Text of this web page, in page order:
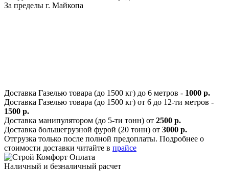
За пределы г. Майкопа
Доставка Газелью товара (до 1500 кг) до 6 метров - 1000 р.
Доставка Газелью товара (до 1500 кг) от 6 до 12-ти метров -
1500 р.
Доставка манипулятором (до 5-ти тонн) от 2500 р.
Доставка большегрузной фурой (20 тонн) от 3000 р.
Отгрузка только после полной предоплаты. Подробнее о
стоимости доставки читайте в прайсе
Оплата
Наличный и безналичный расчет